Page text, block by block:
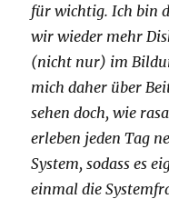
für wichtig. Ich bin
wir wieder mehr
(nicht nur) im
mich daher über
sehen doch, wie
erleben jeden Tag
System, sodass es
einmal die